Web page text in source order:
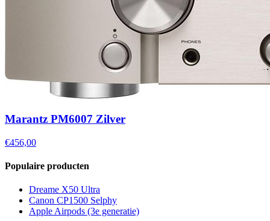
Marantz PM6007 Zilver
€456,00
Populaire producten
Dreame X50 Ultra
Canon CP1500 Selphy
Apple Airpods (3e generatie)